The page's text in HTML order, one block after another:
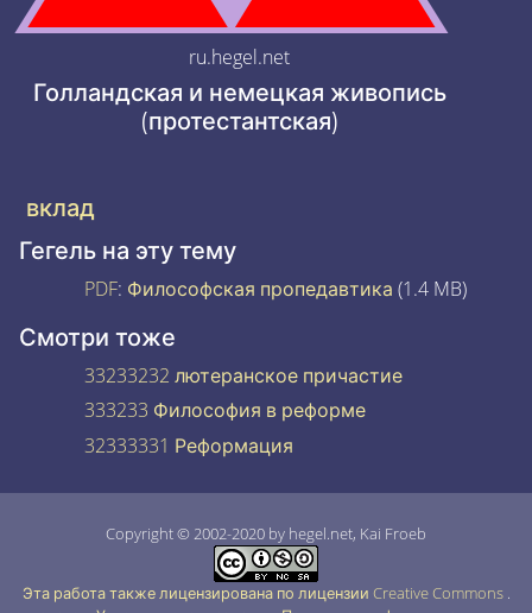
ru.hegel.net
Голландская и немецкая живопись
(протестантская)
вклад
Гегель на эту тему
PDF: Философская пропедавтика (1.4 MB)
Смотри тоже
33233232 лютеранское причастие
333233 Философия в реформе
32333331 Реформация
Copyright © 2002-2020 by hegel.net, Kai Froeb
Эта работа также лицензирована по лицензии Creative Commons .